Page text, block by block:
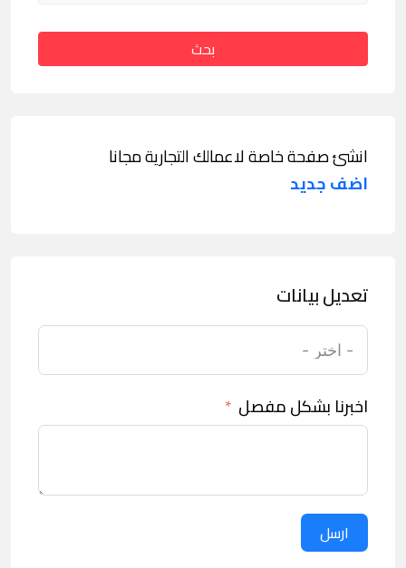
بحث
انشئ صفحة خاصة لاعمالك التجارية مجانا
اضف جديد
تعديل بيانات
اخبرنا بشكل مفصل
ارسل